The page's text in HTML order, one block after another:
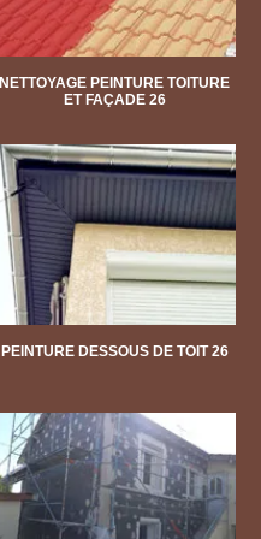
NETTOYAGE PEINTURE TOITURE
ET FAÇADE 26
PEINTURE DESSOUS DE TOIT 26